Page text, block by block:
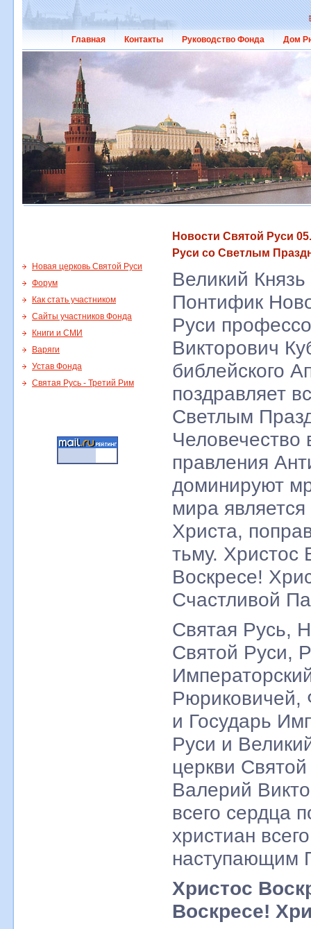
Главная Контакты Руководство Фонда Дом
Новости Святой Руси
Руси со Светлым
Новая церковь Святой Руси
Форум
Как стать участником
Сайты участников Фонда
Книги и СМИ
Варяги
Устав Фонда
Святая Русь - Третий Рим
Великий
Понтифик
Руси
Викторович
библейского
поздравляет
Светлым
Человечество
правления
доминируют
мира
Христа,
тьму. Христос
Воскресе!
Счастливой
Святая Русь,
Святой Руси,
Рюриковичей,
и Государь
Руси и
церкви
Валерий
всего сердца
христиан
наступающим
Христос
Воскресе!